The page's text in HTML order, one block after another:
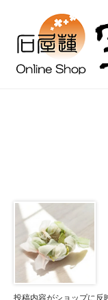
投稿内容がショップに反